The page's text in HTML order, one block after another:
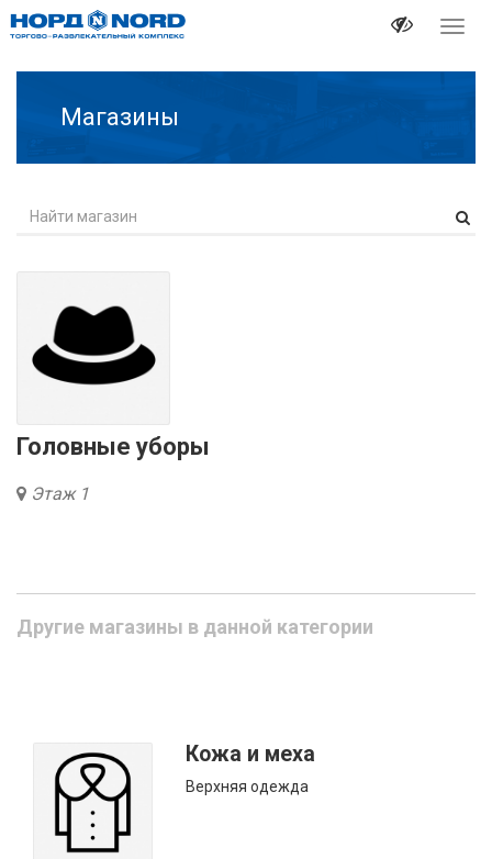
Магазины
Головные уборы
Этаж 1
Другие магазины в данной категории
Кожа и меха
Верхняя одежда